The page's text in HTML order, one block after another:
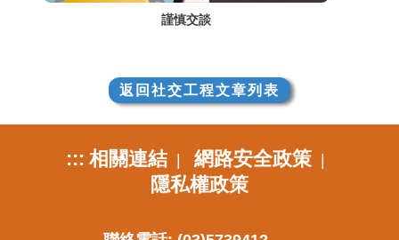
謹慎交談
返回社交工程文章列表
::: 相關連結| 網路安全政策|
隱私權政策